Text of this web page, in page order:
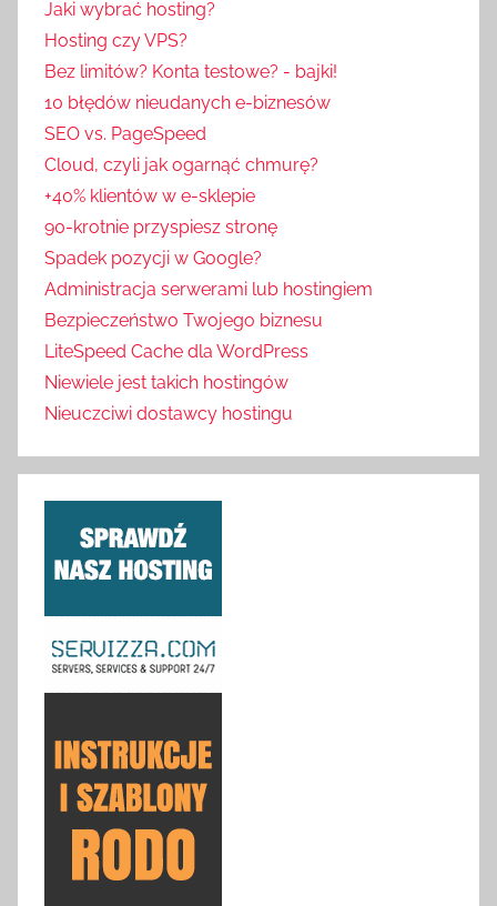
l
i
s
y
b
r
a
n
ż
y
Jaki wybrać hosting?
Hosting czy VPS?
Bez limitów? Konta testowe? - bajki!
10 błędów nieudanych e-biznesów
SEO vs. PageSpeed
Cloud, czyli jak ogarnąć chmurę?
+40% klientów w e-sklepie
90-krotnie przyspiesz stronę
Spadek pozycji w Google?
Administracja serwerami lub hostingiem
Bezpieczeństwo Twojego biznesu
LiteSpeed Cache dla WordPress
Niewiele jest takich hostingów
Nieuczciwi dostawcy hostingu